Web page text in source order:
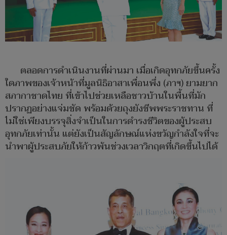
ตลอดการดำเนินงานที่ผ่านมา เมื่อเกิดอุทกภัยขึ้นครั้ง
ใดภาพของเจ้าหน้าที่มูลนิธิอาสาเพื่อนพึ่ง (ภาฯ) ยามยาก
สภากาชาดไทย ที่เข้าไปช่วยเหลือชาวบ้านในพื้นที่มัก
ปรากฏอย่างแจ่มชัด พร้อมด้วยถุงยังชีพพระราชทาน ที่
ไม่ใช่เพียงบรรจุสิ่งจำเป็นในการดำรงชีวิตของผู้ประสบ
อุทกภัยเท่านั้น แต่ยังเป็นสัญลักษณ์แห่งขวัญกำลังใจที่จะ
นำพาผู้ประสบภัยให้ก้าวพ้นช่วงเวลาวิกฤตที่เกิดขึ้นไปได้